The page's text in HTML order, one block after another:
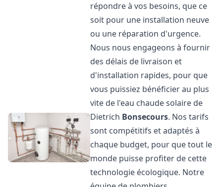
répondre à vos besoins, que ce
soit pour une installation neuve
ou une réparation d'urgence.
Nous nous engageons à fournir
des délais de livraison et
d'installation rapides, pour que
vous puissiez bénéficier au plus
vite de l'eau chaude solaire de
Dietrich Bonsecours. Nos tarifs
sont compétitifs et adaptés à
chaque budget, pour que tout le
monde puisse profiter de cette
technologie écologique. Notre